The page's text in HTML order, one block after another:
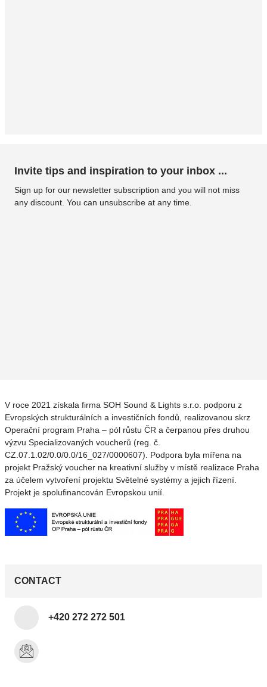
Invite tips and inspiration to your inbox ...
Sign up for our newsletter subscription and you will not miss
any discount. You can unsubscribe at any time.
V roce 2021 získala firma SOH Sound & Lights s.r.o. podporu z
Evropských strukturálních a investičních fondů, realizovanou skrz
Operační program Praha – pól růstu ČR a čerpanou přes druhou
výzvu Specializovaných voucherů (reg. č.
CZ.07.1.02/0.0/0.0/16_027/0000607). Podpora byla mířena na
projekt Pražský voucher na kreativní služby v místě realizace Praha
za účelem vytvoření projektu Světelné systémy a jejich řízení.
Projekt je spolufinancován Evropskou unií.
CONTACT
+420 272 272 501